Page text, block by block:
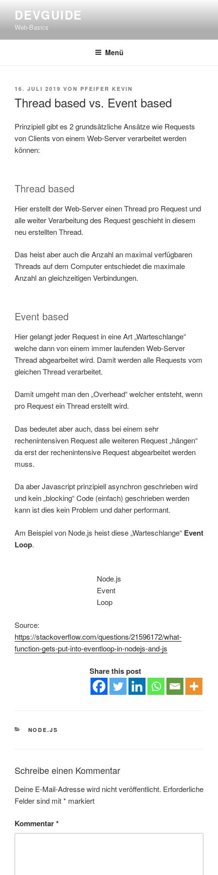
springen
DEVGUIDE
Web-Basics
Menü
VERÖFFENTLICHT
16. JULI 2019 VON PFEIFER KEVIN
Thread based vs. Event based
Prinzipiell gibt es 2 grundsätzliche Ansätze wie Requests
von Clients von einem Web-Server verarbeitet werden
können:
Thread based
Hier erstellt der Web-Server einen Thread pro Request und
alle weiter Verarbeitung des Request geschieht in diesem
neu erstellten Thread.
Das heist aber auch die Anzahl an maximal verfügbaren
Threads auf dem Computer entschiedet die maximale
Anzahl an gleichzeitigen Verbindungen.
Event based
Hier gelangt jeder Request in eine Art „Warteschlange“
welche dann von einem immer laufenden Web-Server
Thread abgearbeitet wird. Damit werden alle Requests vom
gleichen Thread verarbeitet.
Damit umgeht man den „Overhead“ welcher entsteht, wenn
pro Request ein Thread erstellt wird.
Das bedeutet aber auch, dass bei einem sehr
rechenintensiven Request alle weiteren Request „hängen“
da erst der rechenintensive Request abgearbeitet werden
muss.
Da aber Javascript prinzipiell asynchron geschrieben wird
und kein „blocking“ Code (einfach) geschrieben werden
kann ist dies kein Problem und daher performant.
Am Beispiel von Node.js heist diese „Warteschlange“ Event
Loop.
Node.js
Event
Loop
Source:
https://stackoverflow.com/questions/21596172/what-
function-gets-put-into-eventloop-in-nodejs-and-js
Share this post
KATEGORIEN
NODE.JS
Schreibe einen Kommentar
Deine E-Mail-Adresse wird nicht veröffentlicht. Erforderliche
Felder sind mit* markiert
Kommentar*